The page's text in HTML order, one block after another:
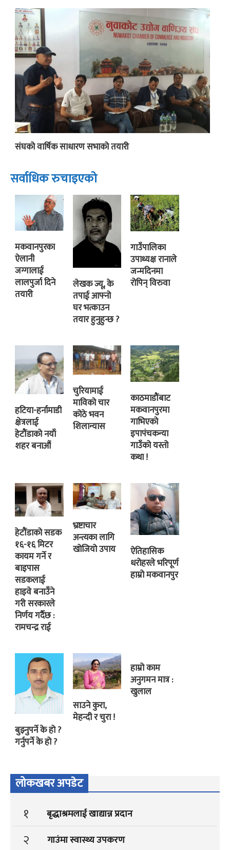
संघको वार्षिक साधारण सभाको तयारी
सर्वाधिक रुचाइएको
मकवानपुरका
ऐलानी
जग्गालाई
लालपुर्जा दिने
तयारी
लेखक ज्यू, के
तपाई आफ्नो
घर भत्काउन
तयार हुनुहुन्छ ?
गाउँपालिका
उपाध्यक्ष रानाले
जन्मदिनमा
रोपिन् विरुवा
हटिया-हर्नामाडी
क्षेत्रलाई
हेटौंडाको नयाँ
शहर बनाऔं
चुरियामाई
माविको चार
कोठे भवन
शिलान्यास
काठमाडौंबाट
मकवानपुरमा
गाभिएको
इपापंचकन्या
गाउँको यस्तो
कथा !
हेटौंडाको सडक
१६-१६ मिटर
कायम गर्ने र
बाइपास
सडकलाई
हाइवे बनाउँने
गरी सरकारले
निर्णय गर्दैछ :
रामचन्द्र राई
भ्रष्टाचार
अन्त्यका लागि
खोजियो उपाय
ऐतिहासिक
धरोहरले भरिपूर्ण
हाम्रो मकवानपुर
बुझ्नुपर्ने के हो ?
गर्नुपर्ने के हो ?
साउने कुरा,
मेहन्दी र चुरा !
हाम्रो काम
अनुगमन मात्र :
खुलाल
लोकखबर अपडेट
१ बृद्धाश्रमलाई खाद्यान्न प्रदान
२ गाउंमा स्वास्थ्य उपकरण